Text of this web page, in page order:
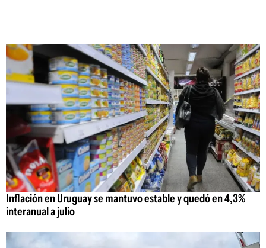
Inflación en Uruguay se mantuvo estable y quedó en 4,3%
interanual a julio